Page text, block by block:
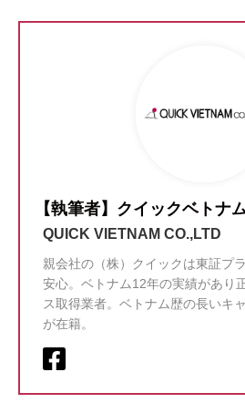
【執筆者】クイックベトナ
QUICK VIETNAM CO.,LTD
親会社の（株）クイックは東証プ
安心。ベトナム12年の実績があり
ス取得業者。ベトナム歴の長いキ
が在籍。